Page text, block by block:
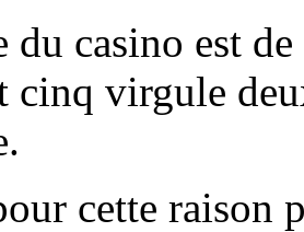
du casino est
cinq virgule
cette raison